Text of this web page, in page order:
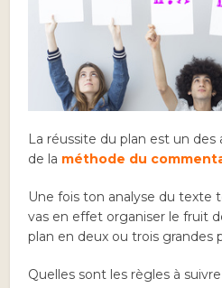
La réussite du plan est un
de la méthode du
Une fois ton analyse du texte
vas en effet organiser le fruit
plan en deux ou trois grandes
Quelles sont les règles à